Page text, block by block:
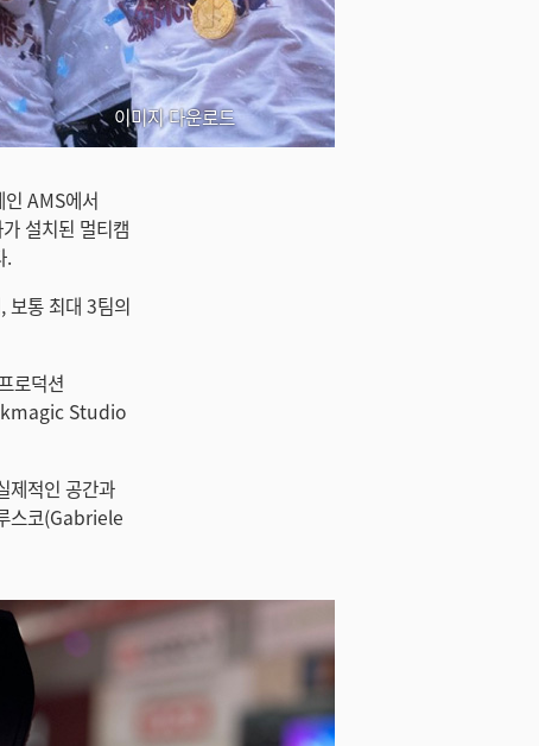
이미지 다운로드
AMS에서
설치된 멀티캠
.
보통 최대 3팀의
로덕션
Studio
제적인 공간과
스코(Gabriele